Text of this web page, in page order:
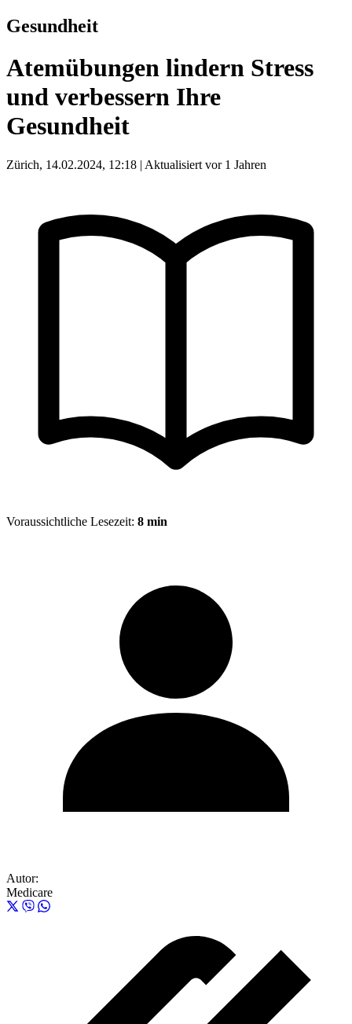
Gesundheit
Atemübungen lindern Stress
und verbessern Ihre
Gesundheit
Zürich, 14.02.2024, 12:18 | Aktualisiert vor 1 Jahren
Voraussichtliche Lesezeit: 8 min
Autor:
Medicare